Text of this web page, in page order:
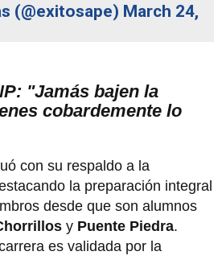
(@exitosape) March 24,
"Jamás bajen la
cobardemente lo
con su respaldo a la
la preparación integral
desde que son alumnos
y Puente Piedra.
es validada por la